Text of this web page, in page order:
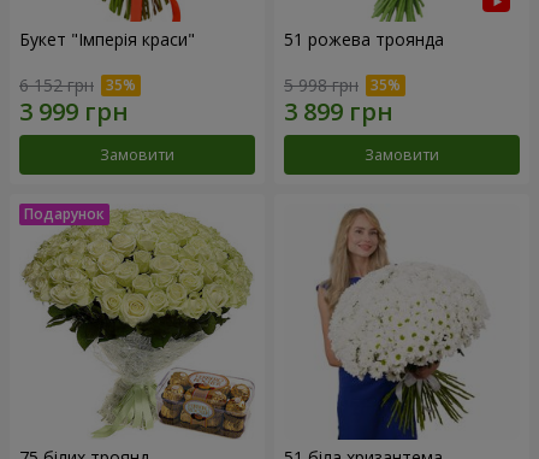
Букет "Імперія краси"
6 152 грн
Замовити
51 рожева троянда
5 998 грн
Замовити